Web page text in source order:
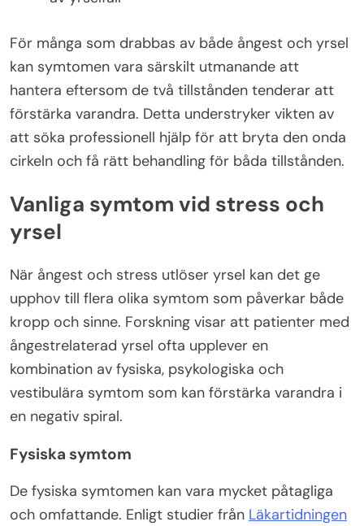
För många som drabbas av både ångest och yrsel
kan symtomen vara särskilt utmanande att
hantera eftersom de två tillstånden tenderar att
förstärka varandra. Detta understryker vikten av
att söka professionell hjälp för att bryta den onda
cirkeln och få rätt behandling för båda tillstånden.
Vanliga symtom vid stress och
yrsel
När ångest och stress utlöser yrsel kan det ge
upphov till flera olika symtom som påverkar både
kropp och sinne. Forskning visar att patienter med
ångestrelaterad yrsel ofta upplever en
kombination av fysiska, psykologiska och
vestibulära symtom som kan förstärka varandra i
en negativ spiral.
Fysiska symtom
De fysiska symtomen kan vara mycket påtagliga
och omfattande. Enligt studier från Läkartidningen